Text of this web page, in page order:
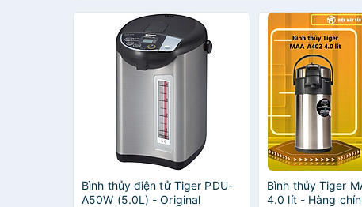
Bình thủy điện tử Tiger PDU-
A50W (5.0L) - Original
Bình thủy Tiger
4.0 lít - Hàng